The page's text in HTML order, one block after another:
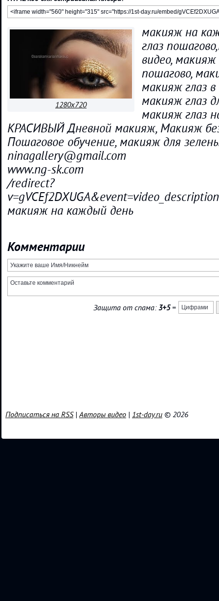
1280x720
макияж на
глаз
видео, макияж
пошагово,
макияж глаз
макияж глаз
макияж глаз
КРАСИВЫЙ Дневной макияж, Макияж
Пошаговое обучение, макияж для
ninagallery@gmail.com
www.ng-sk.com
/redirect?
макияж на каждый день
Комментарии
Защита от спама:3+5=
Подписаться на RSS|Авторы видео | 1st-day.ru © 2026